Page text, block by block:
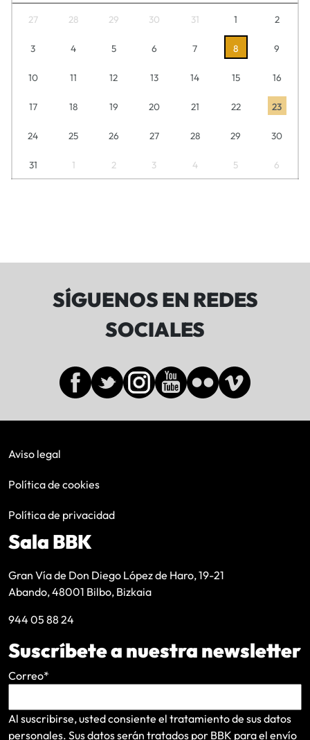
27 28 29 30 31 1 2
3 4 5 6 7 8 9
10 11 12 13 14 15 16
17 18 19 20 21 22 23
24 25 26 27 28 29 30
31 1 2 3 4 5 6
SÍGUENOS EN REDES
SOCIALES
Aviso legal
Política de cookies
Política de privacidad
Sala BBK
Gran Vía de Don Diego López de Haro, 19-21
Abando, 48001 Bilbo, Bizkaia
944 05 88 24
Suscríbete a nuestra newsletter
Correo*
Al suscribirse, usted consiente el tratamiento de sus datos
personales. Sus datos serán tratados por BBK para el envío